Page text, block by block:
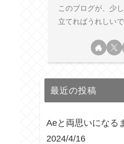
このブログが、少
立てればうれしい
最近の投稿
Aeと両思いになる
2024/4/16